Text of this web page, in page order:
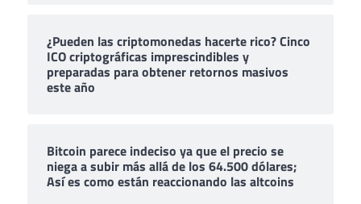
¿Pueden las criptomonedas hacerte rico? Cinco
ICO criptográficas imprescindibles y
preparadas para obtener retornos masivos
este año
Bitcoin parece indeciso ya que el precio se
niega a subir más allá de los 64.500 dólares;
Así es como están reaccionando las altcoins